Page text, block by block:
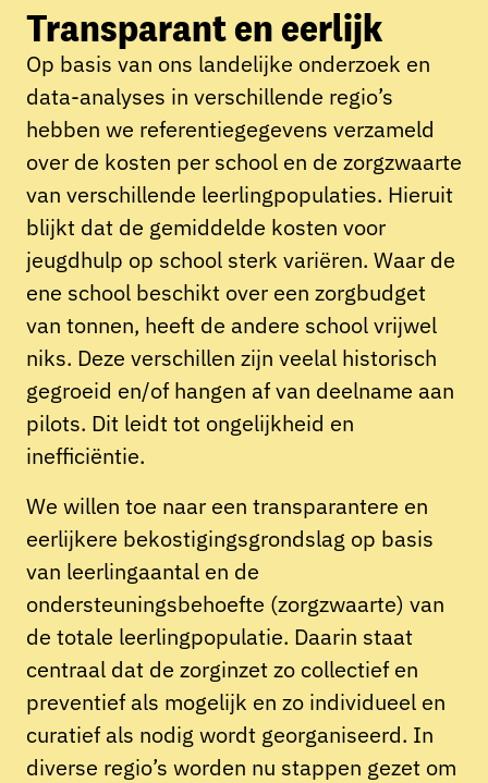
Transparant en eerlijk
Op basis van ons landelijke onderzoek en
data-analyses in verschillende regio’s
hebben we referentiegegevens verzameld
over de kosten per school en de zorgzwaarte
van verschillende leerlingpopulaties. Hieruit
blijkt dat de gemiddelde kosten voor
jeugdhulp op school sterk variëren. Waar de
ene school beschikt over een zorgbudget
van tonnen, heeft de andere school vrijwel
niks. Deze verschillen zijn veelal historisch
gegroeid en/of hangen af van deelname aan
pilots. Dit leidt tot ongelijkheid en
inefficiëntie.
We willen toe naar een transparantere en
eerlijkere bekostigingsgrondslag op basis
van leerlingaantal en de
ondersteuningsbehoefte (zorgzwaarte) van
de totale leerlingpopulatie. Daarin staat
centraal dat de zorginzet zo collectief en
preventief als mogelijk en zo individueel en
curatief als nodig wordt georganiseerd. In
diverse regio’s worden nu stappen gezet om